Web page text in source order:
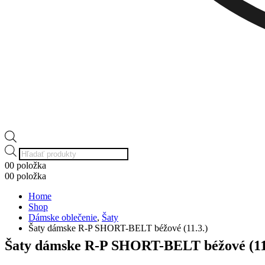
Products
search
00 položka
00 položka
Home
Shop
Dámske oblečenie, Šaty
Šaty dámske R-P SHORT-BELT béžové (11.3.)
Šaty dámske R-P SHORT-BELT béžové